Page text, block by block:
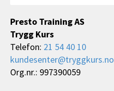
Presto Training AS
Trygg Kurs
Telefon: 21 54 40 10
kundesenter@tryggkurs.no
Org.nr.: 997390059